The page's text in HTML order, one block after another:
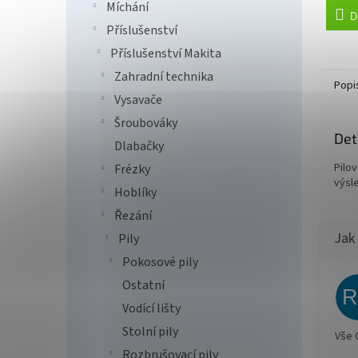
Míchání
Příslušenství
Příslušenství Makita
Zahradní technika
Vysavače
Šroubováky
Dlabačky
Frézky
Hoblíky
Řezání
Pily
Pokosové pily
Ostatní
Vodící lišty
Stolní pily
Vše